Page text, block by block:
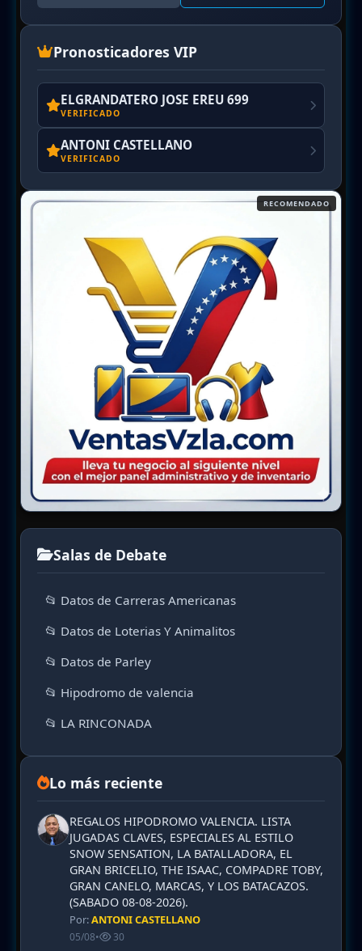
Pronosticadores VIP
ELGRANDATERO JOSE EREU 699
VERIFICADO
ANTONI CASTELLANO
VERIFICADO
RECOMENDADO
Salas de Debate
📂 Datos de Carreras Americanas
📂 Datos de Loterias Y Animalitos
📂 Datos de Parley
📂 Hipodromo de valencia
📂 LA RINCONADA
Lo más reciente
REGALOS HIPODROMO VALENCIA. LISTA
JUGADAS CLAVES, ESPECIALES AL ESTILO
SNOW SENSATION, LA BATALLADORA, EL
GRAN BRICELIO, THE ISAAC, COMPADRE TOBY,
GRAN CANELO, MARCAS, Y LOS BATACAZOS.
(SABADO 08-08-2026).
Por:ANTONI CASTELLANO
05/08• 30